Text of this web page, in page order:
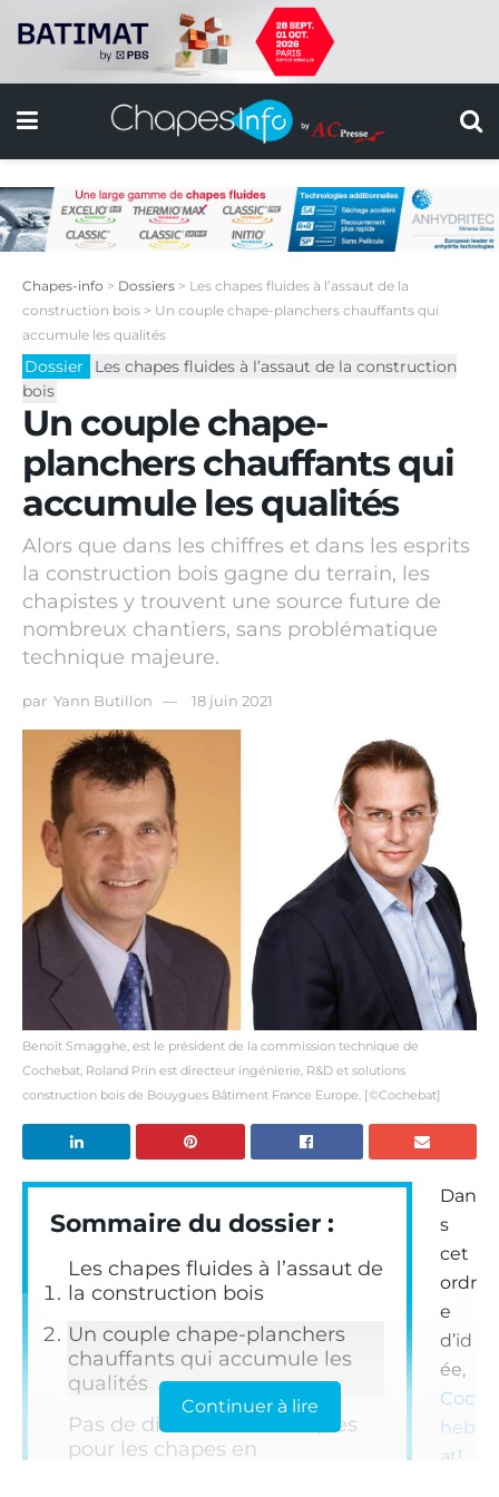
Chapes-info > Dossiers > Les chapes fluides à l’assaut de la
construction bois > Un couple chape-planchers chauffants qui
accumule les qualités
Dossier
Les chapes fluides à l’assaut de la construction
bois
Un couple chape-
planchers chauffants qui
accumule les qualités
Alors que dans les chiffres et dans les esprits
la construction bois gagne du terrain, les
chapistes y trouvent une source future de
nombreux chantiers, sans problématique
technique majeure.
par Yann Butillon 18 juin 2021
Benoît Smagghe, est le président de la commission technique de
Cochebat, Roland Prin est directeur ingénierie, R&D et solutions
construction bois de Bouygues Bâtiment France Europe. [©Cochebat]
Sommaire du dossier :
Les chapes fluides à l’assaut de
la construction bois
Un couple chape-planchers
chauffants qui accumule les
qualités
Pas de difficultés techniques
pour les chapes en
Dan
s
cet
ordr
e
d’id
ée,
Coc
heb
at1
Continuer à lire